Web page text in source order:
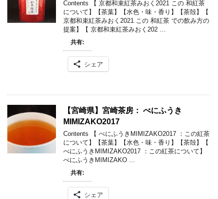
Contents 【 京都和束紅茶みおく2021 この 和紅茶
について】【茶葉】【水色・味・香り】【茶殻】【
京都和束紅茶みおく2021 この 和紅茶 での飲み方の
提案】【 京都和束紅茶みおく202 …
共有:
シェア
【宮崎県】宮崎茶房： べにふうき
MIMIZAKO2017
Contents 【 べにふうきMIMIZAKO2017 ：この紅茶
について】【茶葉】【水色・味・香り】【茶殻】【
べにふうきMIMIZAKO2017 ：この紅茶について】
べにふうきMIMIZAKO …
共有:
シェア